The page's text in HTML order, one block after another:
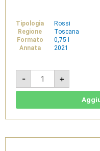
Tipologia
Rossi
Regione
Toscana
Formato
0,75 l
Annata
2021
-
Sancaba
Pinot
Nero
2021
-
Trinoro
+